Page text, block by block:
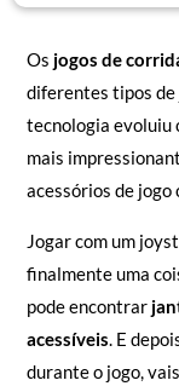
Os jogos de
diferentes tipos de
tecnologia evoluiu
mais
acessórios de jogo
Jogar com um
finalmente uma
pode encontrar
acessíveis. E
durante o jogo,